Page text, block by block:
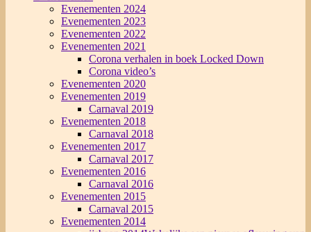
Evenementen 2024
Evenementen 2023
Evenementen 2022
Evenementen 2021
Corona verhalen in boek Locked Down
Corona video’s
Evenementen 2020
Evenementen 2019
Carnaval 2019
Evenementen 2018
Carnaval 2018
Evenementen 2017
Carnaval 2017
Evenementen 2016
Carnaval 2016
Evenementen 2015
Carnaval 2015
Evenementen 2014